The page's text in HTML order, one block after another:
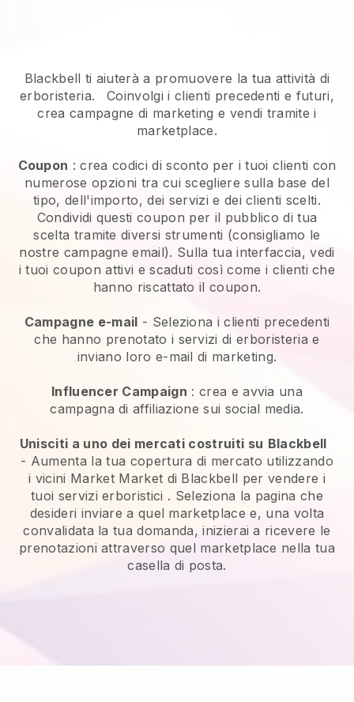
Blackbell ti aiuterà a promuovere la tua attività di
erboristeria.
Coinvolgi i clienti precedenti e futuri,
crea campagne di marketing e vendi tramite i
marketplace.
Coupon : crea codici di sconto per i tuoi clienti con
numerose opzioni tra cui scegliere sulla base del
tipo, dell'importo, dei servizi e dei clienti scelti.
Condividi questi coupon per il pubblico di tua
scelta tramite diversi strumenti (consigliamo le
nostre campagne email). Sulla tua interfaccia, vedi
i tuoi coupon attivi e scaduti così come i clienti che
hanno riscattato il coupon.
Campagne e-mail - Seleziona i clienti precedenti
che hanno prenotato i servizi di erboristeria e
inviano loro e-mail di marketing.
Influencer Campaign : crea e avvia una
campagna di affiliazione sui social media.
Unisciti a uno dei mercati costruiti su Blackbell
- Aumenta la tua copertura di mercato utilizzando
i vicini Market Market di Blackbell per vendere i
tuoi servizi erboristici . Seleziona la pagina che
desideri inviare a quel marketplace e, una volta
convalidata la tua domanda, inizierai a ricevere le
prenotazioni attraverso quel marketplace nella tua
casella di posta.